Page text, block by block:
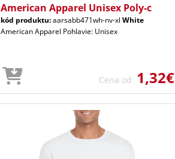
American Apparel Unisex Poly-c
kód produktu:aarsabb471wh-nv-xl White
American Apparel Pohlavie: Unisex
Cena od 1,32€